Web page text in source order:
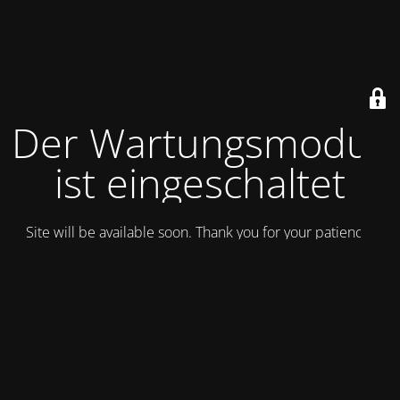
Der Wartungsmodus
ist eingeschaltet
Site will be available soon. Thank you for your patience!